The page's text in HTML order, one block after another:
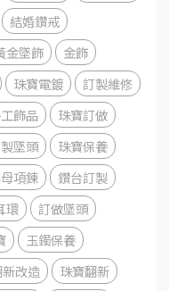
結婚鑽戒
金墜飾
金飾
珠寶電鍍
訂製維修
飾品
珠寶訂做
墜頭
珠寶保養
項鍊
鑽台訂製
環
訂做墜頭
玉鐲保養
改造
珠寶翻新